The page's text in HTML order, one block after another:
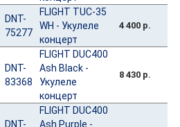
DNT-
75277
FLIGHT TUC-35
WH - Укулеле
концерт
4 400 р.
DNT-
83368
FLIGHT DUC400
Ash Black -
Укулеле
концерт
8 430 р.
DNT-
FLIGHT DUC400
Ash Purple -